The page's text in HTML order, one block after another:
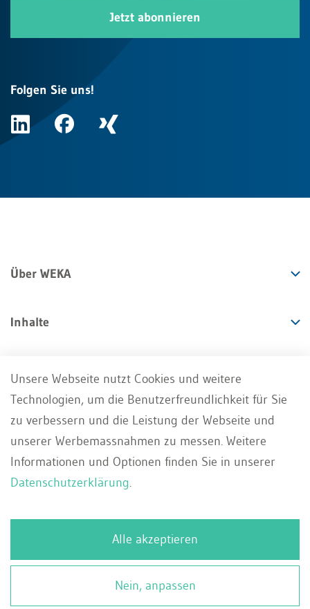
Jetzt abonnieren
Folgen Sie uns!
Über WEKA
Inhalte
Angebote
Services
Impressum AGB
Datenschutz
Whistleblowing Portal
Kontakt
© 2026 WEKA Business Media AG, Zürich
DE
Français
Unsere Webseite nutzt Cookies und weitere
Technologien, um die Benutzerfreundlichkeit für Sie
zu verbessern und die Leistung der Webseite und
unserer Werbemassnahmen zu messen. Weitere
Informationen und Optionen finden Sie in unserer
Datenschutzerklärung.
Alle akzeptieren
Nein, anpassen